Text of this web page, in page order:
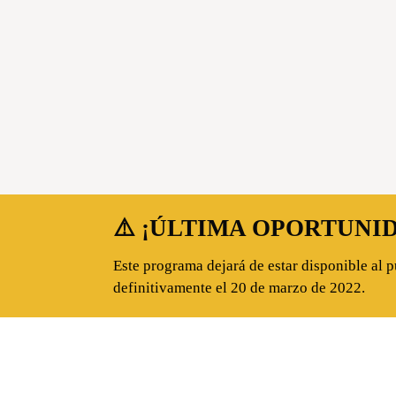
⚠️ ¡ÚLTIMA
Este programa dejará de estar disponible al
definitivamente el 20 de marzo de 2022.